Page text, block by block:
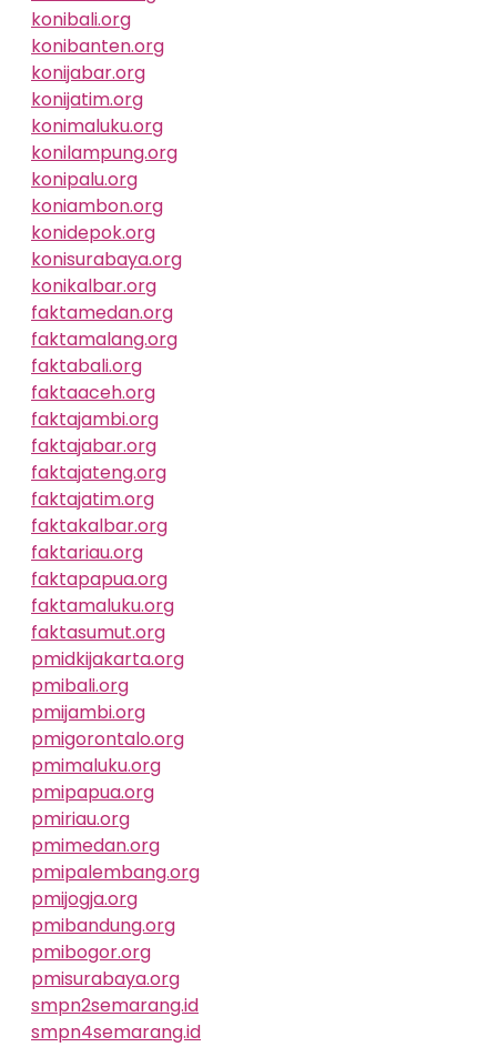
konibali.org
konibanten.org
konijabar.org
konijatim.org
konimaluku.org
konilampung.org
konipalu.org
koniambon.org
konidepok.org
konisurabaya.org
konikalbar.org
faktamedan.org
faktamalang.org
faktabali.org
faktaaceh.org
faktajambi.org
faktajabar.org
faktajateng.org
faktajatim.org
faktakalbar.org
faktariau.org
faktapapua.org
faktamaluku.org
faktasumut.org
pmidkijakarta.org
pmibali.org
pmijambi.org
pmigorontalo.org
pmimaluku.org
pmipapua.org
pmiriau.org
pmimedan.org
pmipalembang.org
pmijogja.org
pmibandung.org
pmibogor.org
pmisurabaya.org
smpn2semarang.id
smpn4semarang.id